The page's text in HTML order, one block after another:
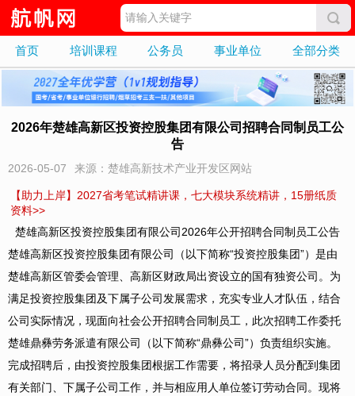
首页 培训课程 公务员 事业单位 全部分类
2026年楚雄高新区投资控股集团有限公司招聘合同制员工公
告
2026-05-07 来源：楚雄高新技术产业开发区网站
【助力上岸】2027省考笔试精讲课，七大模块系统精讲，15册纸质
资料>>
楚雄高新区投资控股集团有限公司2026年公开招聘合同制员工公告
楚雄高新区投资控股集团有限公司（以下简称“投资控股集团”）是由
楚雄高新区管委会管理、高新区财政局出资设立的国有独资公司。为
满足投资控股集团及下属子公司发展需求，充实专业人才队伍，结合
公司实际情况，现面向社会公开招聘合同制员工，此次招聘工作委托
楚雄鼎彝劳务派遣有限公司（以下简称“鼎彝公司”）负责组织实施。
完成招聘后，由投资控股集团根据工作需要，将招录人员分配到集团
有关部门、下属子公司工作，并与相应用人单位签订劳动合同。现将